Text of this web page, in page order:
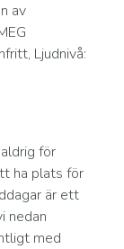
av
Ljudnivå:
för
ha plats för
är ett
nedan
med